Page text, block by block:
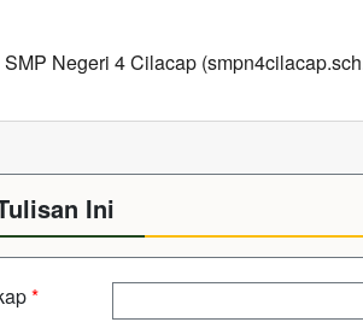
Negeri 4 Cilacap
Ini
*